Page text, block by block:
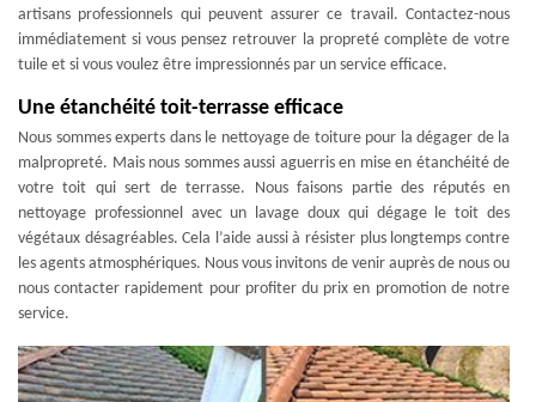
artisans professionnels qui peuvent assurer ce travail. Contactez-nous
immédiatement si vous pensez retrouver la propreté complète de votre
tuile et si vous voulez être impressionnés par un service efficace.
Une étanchéité toit-terrasse efficace
Nous sommes experts dans le nettoyage de toiture pour la dégager de la
malpropreté. Mais nous sommes aussi aguerris en mise en étanchéité de
votre toit qui sert de terrasse. Nous faisons partie des réputés en
nettoyage professionnel avec un lavage doux qui dégage le toit des
végétaux désagréables. Cela l’aide aussi à résister plus longtemps contre
les agents atmosphériques. Nous vous invitons de venir auprès de nous ou
nous contacter rapidement pour profiter du prix en promotion de notre
service.